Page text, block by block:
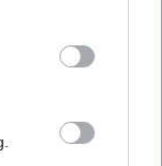
accesso al